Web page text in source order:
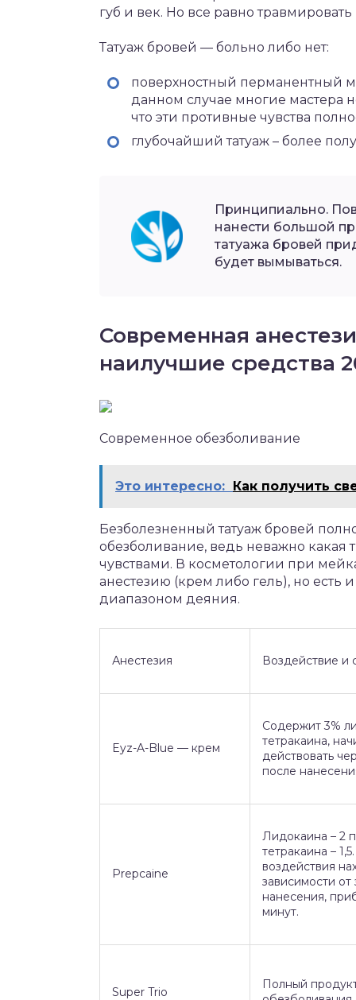
губ и век. Но все равно
Татуаж бровей — больно либо нет:
поверхностный перманентный
данном случае многие мастера
что эти противные чувства
глубочайший татуаж – более
Принципиально.
нанести большой
татуажа бровей
будет вымываться.
Современная
наилучшие средства
Современное обезболивание
Это интересно: Как получить
Безболезненный татуаж бровей
обезболивание, ведь неважно какая
чувствами. В косметологии при
анестезию (крем либо гель), но
диапазоном деяния.
Анестезия Воздействие и
Eyz-A-Blue — крем
Содержит 3%
тетракаина,
действовать
после
Prepcaine
Лидокаина – 2
тетракаина –
воздействия
зависимости от
нанесения,
минут.
Super Trio
Полный